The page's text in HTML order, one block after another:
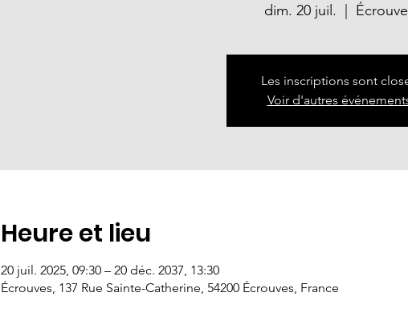
dim. 20 juil.
Les inscriptions sont
Voir d'autres
Heure et lieu
20 juil. 2025, 09:30 – 20 déc. 2037, 13:30
Écrouves, 137 Rue Sainte-Catherine, 54200 Écrouves, France